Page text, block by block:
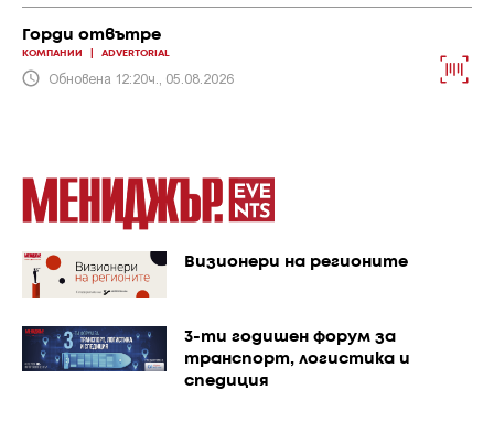
Горди отвътре
КОМПАНИИ ADVERTORIAL
Обновена 12:20ч., 05.08.2026
Визионери на регионите
3-ти годишен форум за
транспорт, логистика и
спедиция